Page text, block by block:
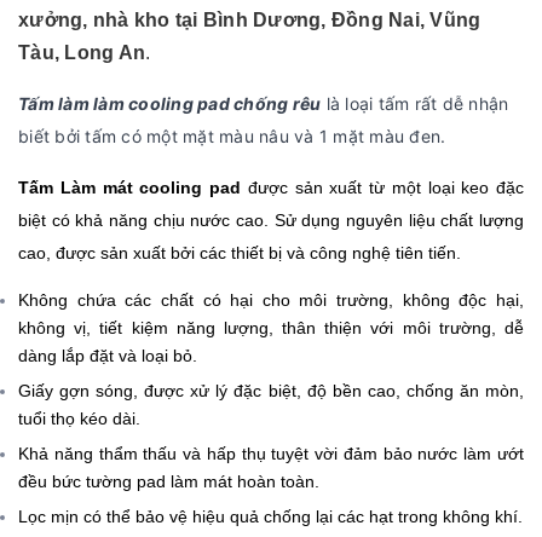
xưởng, nhà kho tại Bình Dương, Đồng Nai, Vũng
Tàu, Long An.
Tấm làm làm cooling pad chống rêu là loại tấm rất dễ nhận
biết bởi tấm có một mặt màu nâu và 1 mặt màu đen.
Tấm Làm mát cooling pad được sản xuất từ một loại keo đặc
biệt có khả năng chịu nước cao. Sử dụng nguyên liệu chất lượng
cao, được sản xuất bởi các thiết bị và công nghệ tiên tiến.
Không chứa các chất có hại cho môi trường, không độc hại,
không vị, tiết kiệm năng lượng, thân thiện với môi trường, dễ
dàng lắp đặt và loại bỏ.
Giấy gợn sóng, được xử lý đặc biệt, độ bền cao, chống ăn mòn,
tuổi thọ kéo dài.
Khả năng thẩm thấu và hấp thụ tuyệt vời đảm bảo nước làm ướt
đều bức tường pad làm mát hoàn toàn.
Lọc mịn có thể bảo vệ hiệu quả chống lại các hạt trong không khí.